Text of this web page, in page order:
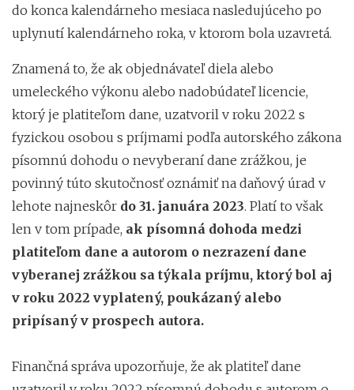
do konca kalendárneho mesiaca nasledujúceho po
uplynutí kalendárneho roka, v ktorom bola uzavretá.
Znamená to, že ak objednávateľ diela alebo
umeleckého výkonu alebo nadobúdateľ licencie,
ktorý je platiteľom dane, uzatvoril v roku 2022 s
fyzickou osobou s príjmami podľa autorského zákona
písomnú dohodu o nevyberaní dane zrážkou, je
povinný túto skutočnosť oznámiť na daňový úrad v
lehote najneskôr do 31. januára 2023. Platí to však
len v tom prípade, ak písomná dohoda medzi
platiteľom dane a autorom o nezrazení dane
vyberanej zrážkou sa týkala príjmu, ktorý bol aj
v roku 2022 vyplatený, poukázaný alebo
pripísaný v prospech autora.
Finančná správa upozorňuje, že ak platiteľ dane